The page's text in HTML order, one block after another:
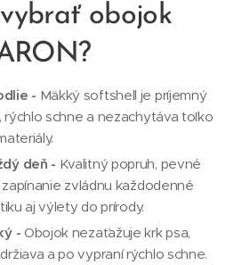
vybrať obojok
- Mäkký softshell je príjemný
rýchlo schne a nezachytáva toľko
deň - Kvalitný popruh, pevné
zvládnu každodenné
aj výlety do prírody.
- Obojok nezaťažuje krk psa,
a po vypraní rýchlo schne.